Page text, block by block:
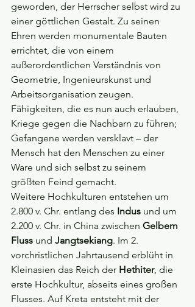
geworden, der Herrscher selbst wird zu
einer göttlichen Gestalt. Zu seinen
Ehren werden monumentale Bauten
errichtet, die von einem
außerordentlichen Verständnis von
Geometrie, Ingenieurskunst und
Arbeitsorganisation zeugen.
Fähigkeiten, die es nun auch erlauben,
Kriege gegen die Nachbarn zu führen;
Gefangene werden versklavt – der
Mensch hat den Menschen zu einer
Ware und sich selbst zu seinem
größten Feind gemacht.
Weitere Hochkulturen entstehen um
2.800 v. Chr. entlang des Indus und um
2.200 v. Chr. in China zwischen Gelbem
Fluss und Jangtsekiang. Im 2.
vorchristlichen Jahrtausend erblüht in
Kleinasien das Reich der Hethiter, die
erste Hochkultur, abseits eines großen
Flusses. Auf Kreta entsteht mit der